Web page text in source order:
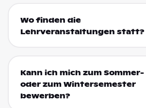
Wo finden die
Lehrveranstaltungen statt?
Kann ich mich zum Sommer-
oder zum Wintersemester
bewerben?